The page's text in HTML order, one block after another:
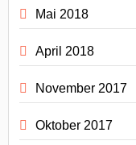
Mai 2018
April 2018
November 2017
Oktober 2017